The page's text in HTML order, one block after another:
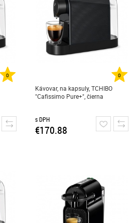
0 0
Kávovar, na kapsuly, TCHIBO
"Cafissimo Pure+", čierna
s DPH
€170.88